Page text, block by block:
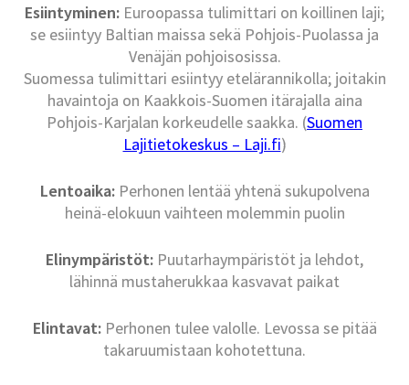
Esiintyminen: Euroopassa tulimittari on koillinen laji;
se esiintyy Baltian maissa sekä Pohjois-Puolassa ja
Venäjän pohjoisosissa.
Suomessa tulimittari esiintyy etelärannikolla; joitakin
havaintoja on Kaakkois-Suomen itärajalla aina
Pohjois-Karjalan korkeudelle saakka. (Suomen
Lajitietokeskus – Laji.fi)
Lentoaika:Perhonen lentää yhtenä sukupolvena
heinä-elokuun vaihteen molemmin puolin
Elinympäristöt: Puutarhaympäristöt ja lehdot,
lähinnä mustaherukkaa kasvavat paikat
Elintavat:Perhonen tulee valolle. Levossa se pitää
takaruumistaan kohotettuna.